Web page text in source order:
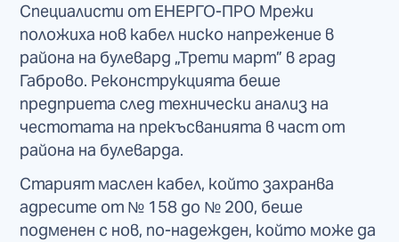
Специалисти от ЕНЕРГО-ПРО Мрежи
положиха нов кабел ниско напрежение в
района на булевард „Трети март” в град
Габрово. Реконструкцията беше
предприета след технически анализ на
честотата на прекъсванията в част от
района на булеварда.
Старият маслен кабел, който захранва
адресите от № 158 до № 200, беше
подменен с нов, по-надежден, който може да